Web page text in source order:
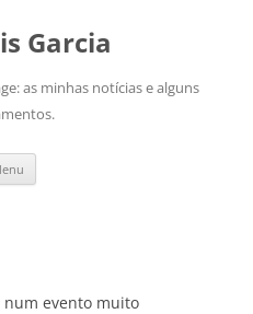
Garcia
as minhas notícias e alguns
num evento muito